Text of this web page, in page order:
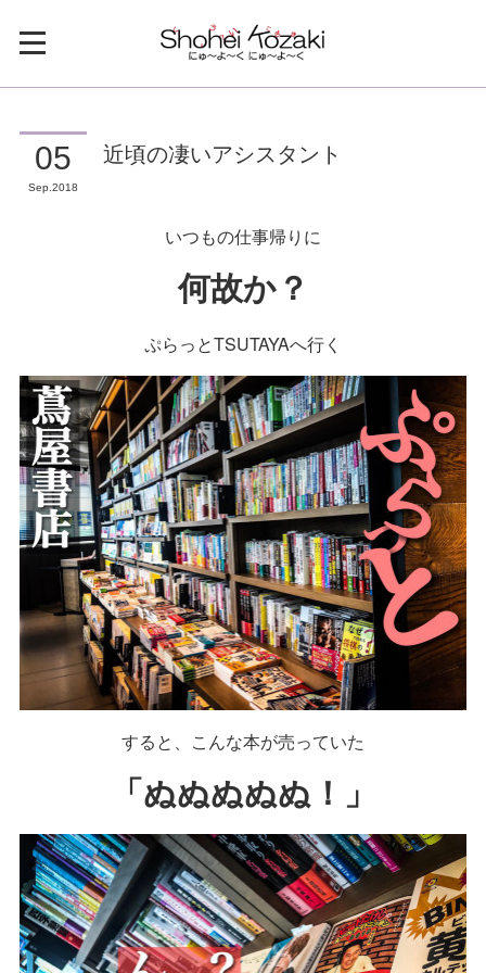
05
Sep 2018
近頃の凄いアシスタント
いつもの仕事帰りに
何故か？
ぷらっとTSUTAYAへ行く
すると、こんな本が売っていた
「ぬぬぬぬぬ！」